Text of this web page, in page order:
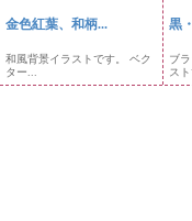
金色紅葉、和柄...
和風背景イラストです。 ベク
ター...
黒
ブ
ス